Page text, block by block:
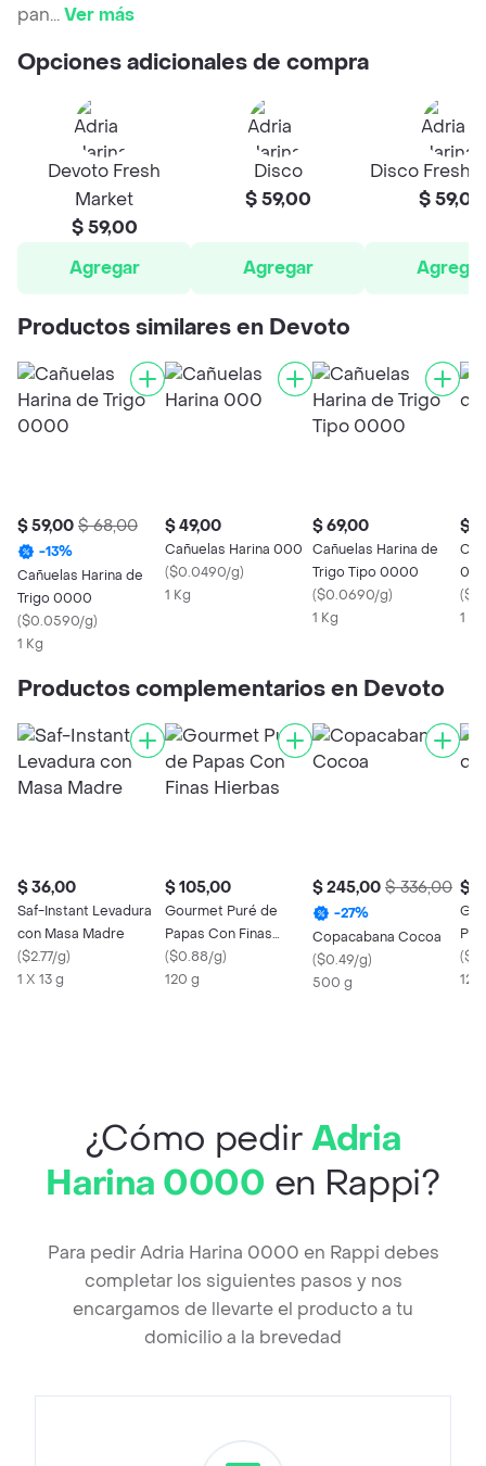
pan...Ver más
Opciones adicionales de compra
Devoto Fresh
Market
$ 59,00
Agregar
Disco
$ 59,00
Agregar
Disco Fresh
$ 59,00
Agregar
Productos similares en Devoto
$ 59,00 $ 68,00
-13%
Cañuelas Harina de
Trigo 0000
($0.0590/g)
1 Kg
$ 49,00
Cañuelas Harina 000
($0.0490/g)
1 Kg
$ 69,00
Cañuelas Harina de
Trigo Tipo 0000
($0.0690/g)
1 Kg
$
(
1 Kg
Productos complementarios en Devoto
$ 36,00
Saf-Instant Levadura
con Masa Madre
($2.77/g)
1 X 13 g
$ 105,00
Gourmet Puré de
Papas Con Finas
Hierbas
($0.88/g)
120 g
$ 245,00 $ 336,00
-27%
Copacabana Cocoa
($0.49/g)
500 g
$
(
120
¿Cómo pedirAdria
Harina 0000 en Rappi?
Para pedir Adria Harina 0000 en Rappi debes
completar los siguientes pasos y nos
encargamos de llevarte el producto a tu
domicilio a la brevedad